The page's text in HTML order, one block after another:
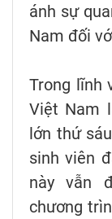
ánh sự
Nam đối
Trong lĩnh
Việt Nam
lớn thứ
sinh viên
này vẫn
chương